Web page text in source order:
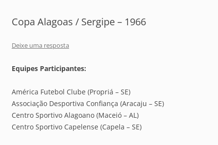
Copa Alagoas / Sergipe – 1966
Deixe uma resposta
Equipes Participantes:
América Futebol Clube (Propriá – SE)
Associação Desportiva Confiança (Aracaju – SE)
Centro Sportivo Alagoano (Maceió – AL)
Centro Sportivo Capelense (Capela – SE)